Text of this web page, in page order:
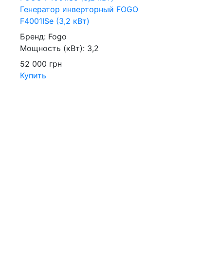
Генератор инверторный FOGO
F4001ISe (3,2 кВт)
Бренд: Fogo
Мощность (кВт): 3,2
52 000 грн
Купить